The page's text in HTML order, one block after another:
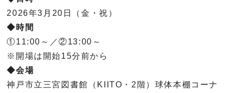
2026年3月20日（金・祝）
◆時間
①11:00～／②13:00～
※開場は開始15分前から
◆会場
神戸市立三宮図書館（KIITO・2階）球体本棚コーナ